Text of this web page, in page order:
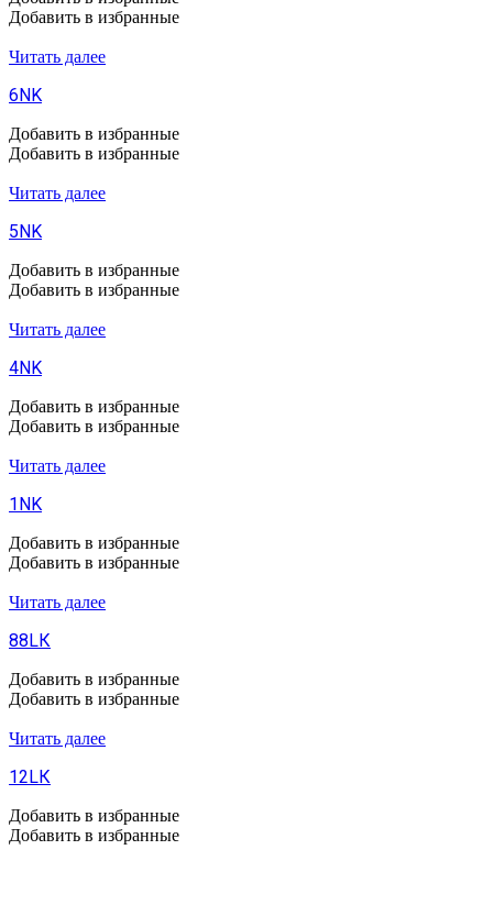
Добавить в избранные
Читать далее
6NK
Добавить в избранные
Добавить в избранные
Читать далее
5NK
Добавить в избранные
Добавить в избранные
Читать далее
4NK
Добавить в избранные
Добавить в избранные
Читать далее
1NK
Добавить в избранные
Добавить в избранные
Читать далее
88LК
Добавить в избранные
Добавить в избранные
Читать далее
12LК
Добавить в избранные
Добавить в избранные